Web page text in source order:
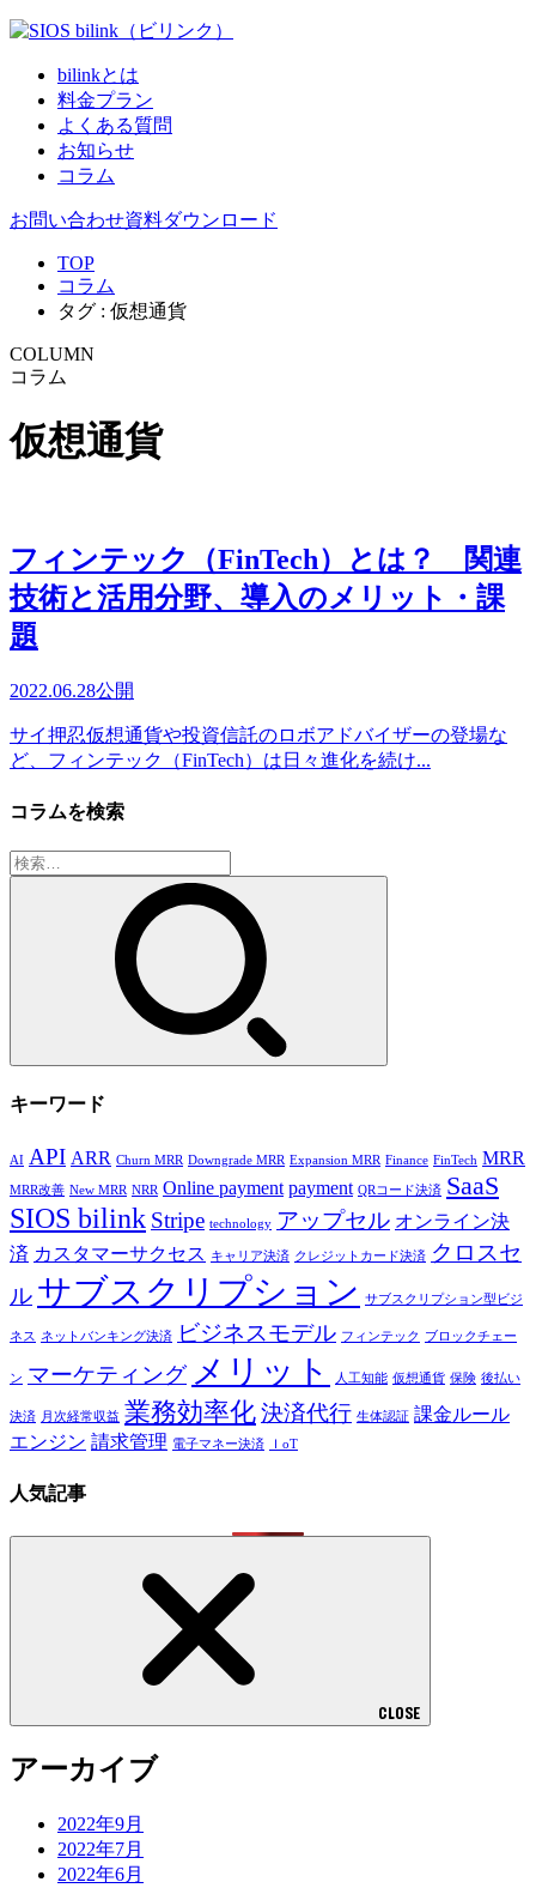
bilinkとは
料金プラン
よくある質問
お知らせ
コラム
お問い合わせ資料ダウンロード
TOP
コラム
タグ : 仮想通貨
COLUMN
コラム
仮想通貨
フィンテック（FinTech）とは？ 関連
技術と活用分野、導入のメリット・課
題
2022.06.28公開
サイ押忍仮想通貨や投資信託のロボアドバイザーの登場な
ど、フィンテック（FinTech）は日々進化を続け...
コラムを検索
検
索:
キーワード
AI API ARR Churn MRR Downgrade MRR Expansion MRR Finance FinTech MRR
MRR改善 New MRR NRR Online payment payment QRコード決済 SaaS
SIOS bilink Stripe technology アップセル オンライン決
済 カスタマーサクセス キャリア決済 クレジットカード決済 クロスセ
ル サブスクリプション サブスクリプション型ビジ
ネス ネットバンキング決済 ビジネスモデル フィンテック ブロックチェー
ン マーケティング メリット 人工知能 仮想通貨 保険 後払い
決済 月次経常収益 業務効率化決済代行 生体認証 課金ルール
エンジン 請求管理 電子マネー決済 ＩoT
人気記事
CLOSE
アーカイブ
2022年9月
2022年7月
2022年6月